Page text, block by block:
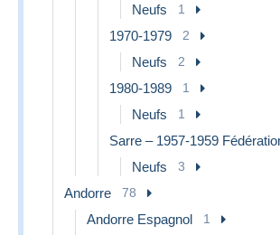
Neufs 1
1970-1979 2
Neufs 2
1980-1989 1
Neufs 1
Sarre – 1957-1959
Neufs 3
Andorre 78
Andorre Espagnol 1